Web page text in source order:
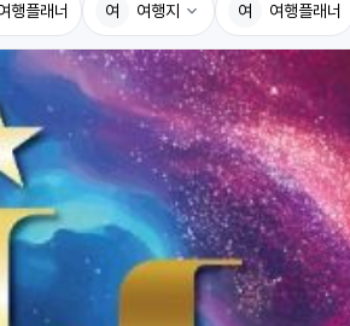
행플래너 여 여행지
국내여행지
휴게소
전기충전소
식물도감
여 여행플래너
최근 검색어가 없습니다.